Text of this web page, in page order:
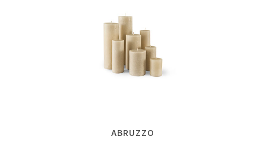
ABRUZZO